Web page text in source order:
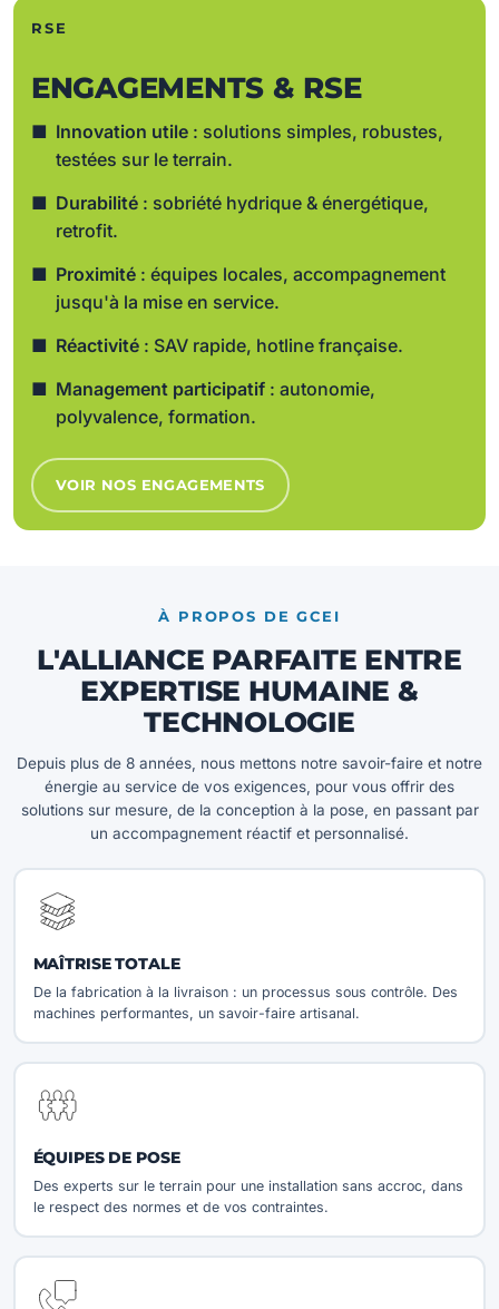
RSE
ENGAGEMENTS & RSE
Innovation utile : solutions simples, robustes,
testées sur le terrain.
Durabilité : sobriété hydrique & énergétique,
retrofit.
Proximité : équipes locales, accompagnement
jusqu'à la mise en service.
Réactivité : SAV rapide, hotline française.
Management participatif : autonomie,
polyvalence, formation.
VOIR NOS ENGAGEMENTS
À PROPOS DE GCEI
L'ALLIANCE PARFAITE ENTRE
EXPERTISE HUMAINE &
TECHNOLOGIE
Depuis plus de 8 années, nous mettons notre savoir-faire et notre
énergie au service de vos exigences, pour vous offrir des
solutions sur mesure, de la conception à la pose, en passant par
un accompagnement réactif et personnalisé.
MAÎTRISE TOTALE
De la fabrication à la livraison : un processus sous contrôle. Des
machines performantes, un savoir-faire artisanal.
ÉQUIPES DE POSE
Des experts sur le terrain pour une installation sans accroc, dans
le respect des normes et de vos contraintes.